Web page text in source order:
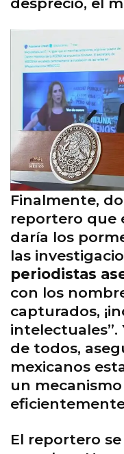
Finalmente,
reportero que
daría los
las
periodistas
con los
capturados,
intelectuales”.
de todos,
mexicanos
un
El reportero